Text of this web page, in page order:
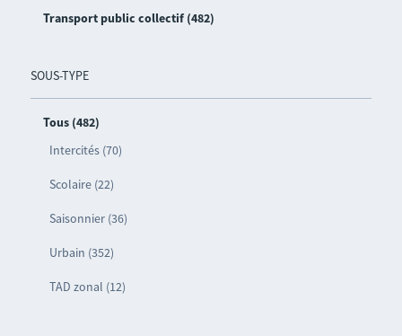
Transport public collectif (482)
SOUS-TYPE
Tous (482)
Intercités (70)
Scolaire (22)
Saisonnier (36)
Urbain (352)
TAD zonal (12)